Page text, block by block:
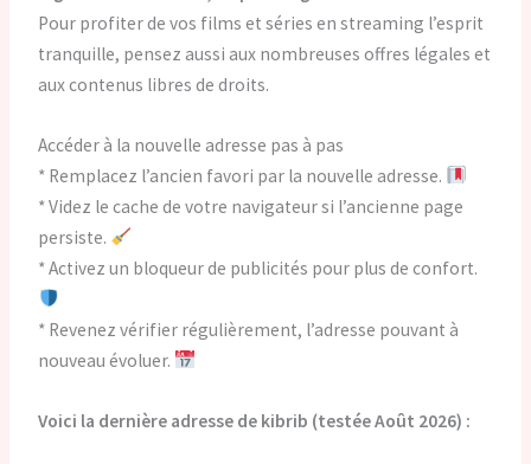
Pour profiter de vos films et séries en streaming l’esprit
tranquille, pensez aussi aux nombreuses offres légales et
aux contenus libres de droits.
Accéder à la nouvelle adresse pas à pas
* Remplacez l’ancien favori par la nouvelle adresse.
* Videz le cache de votre navigateur si l’ancienne page
persiste.
* Activez un bloqueur de publicités pour plus de confort.
* Revenez vérifier régulièrement, l’adresse pouvant à
nouveau évoluer.
Voici la dernière adresse de kibrib (testée Août 2026) :